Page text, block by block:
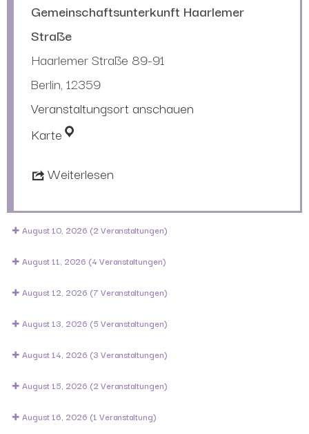
Gemeinschaftsunterkunft Haarlemer
Straße
Haarlemer Straße 89-91
Berlin, 12359
Veranstaltungsort anschauen
Karte
Weiterlesen
August 10, 2026 (2 Veranstaltungen)
August 11, 2026 (4 Veranstaltungen)
August 12, 2026 (7 Veranstaltungen)
August 13, 2026 (5 Veranstaltungen)
August 14, 2026 (3 Veranstaltungen)
August 15, 2026 (2 Veranstaltungen)
August 16, 2026 (1 Veranstaltung)